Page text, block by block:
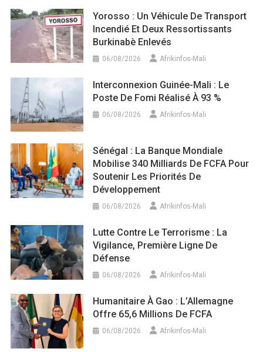
Yorosso : Un Véhicule De Transport
Incendié Et Deux Ressortissants
Burkinabè Enlevés
06/08/2026 Afrikinfos-Mali
Interconnexion Guinée-Mali : Le
Poste De Fomi Réalisé À 93 %
06/08/2026 Afrikinfos-Mali
Sénégal : La Banque Mondiale
Mobilise 340 Milliards De FCFA Pour
Soutenir Les Priorités De
Développement
06/08/2026 Afrikinfos-Mali
Lutte Contre Le Terrorisme : La
Vigilance, Première Ligne De
Défense
06/08/2026 Afrikinfos-Mali
Humanitaire À Gao : L’Allemagne
Offre 65,6 Millions De FCFA
06/08/2026 Afrikinfos-Mali